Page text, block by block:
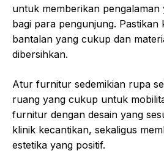
untuk memberikan
bagi para pengunjung. Pastikan
bantalan yang cukup dan
dibersihkan.
Atur furnitur sedemikian rupa
ruang yang cukup untuk
furnitur dengan desain yang
klinik kecantikan, sekaligus
estetika yang positif.